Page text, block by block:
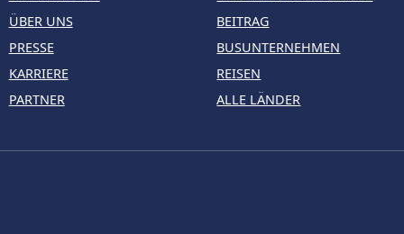
ÜBER UNS
PRESSE
KARRIERE
PARTNER
BEITRAG
BUSUNTERNEHMEN
REISEN
ALLE LÄNDER